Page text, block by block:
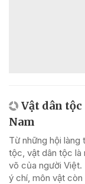
Vật dân
Nam
Từ những hội làng
tộc, vật dân tộc là
võ của người Việt.
ý chí, môn vật còn